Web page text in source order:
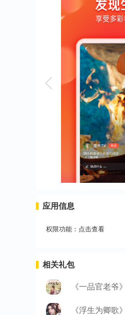
应用信息
权限功能： 点击查看
相关礼包
《一品官老爷
《浮生为卿歌